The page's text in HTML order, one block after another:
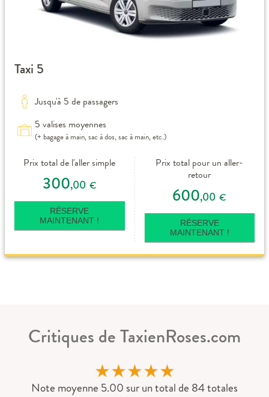
Taxi 5
Jusqu'à 5 de passagers
5 valises moyennes
(+ bagage à main, sac à dos, sac à main, etc.)
Prix total de l'aller simple
300,00 €
RÉSERVE
MAINTENANT !
Prix total pour un aller-
retour
600,00 €
RÉSERVE
MAINTENANT !
Critiques de TaxienRoses.com
★★★★★
Note moyenne 5.00 sur un total de 84 totales